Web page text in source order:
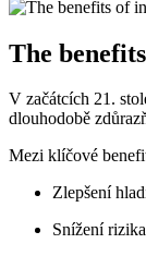
The
V začátcích 21.
dlouhodobě
Mezi klíčové
Zlepšení
Snížení